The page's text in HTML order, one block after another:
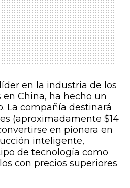
en la industria de los
China, ha hecho un
La compañía destinará
(aproximadamente $14
en pionera en
inteligente,
de tecnología como
con precios superiores